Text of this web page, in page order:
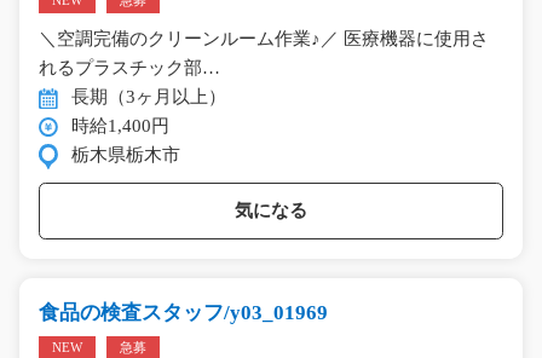
＼空調完備のクリーンルーム作業♪／ 医療機器に使用さ
れるプラスチック部…
長期（3ヶ月以上）
時給1,400円
栃木県栃木市
気になる
食品の検査スタッフ/y03_01969
NEW 急募